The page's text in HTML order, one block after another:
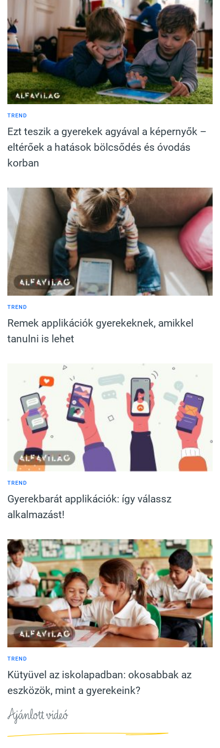
TREND
Ezt teszik a gyerekek agyával a képernyők –
eltérőek a hatások bölcsődés és óvodás
korban
TREND
Remek applikációk gyerekeknek, amikkel
tanulni is lehet
TREND
Gyerekbarát applikációk: így válassz
alkalmazást!
TREND
Kütyüvel az iskolapadban: okosabbak az
eszközök, mint a gyerekeink?
Ajánlott videó